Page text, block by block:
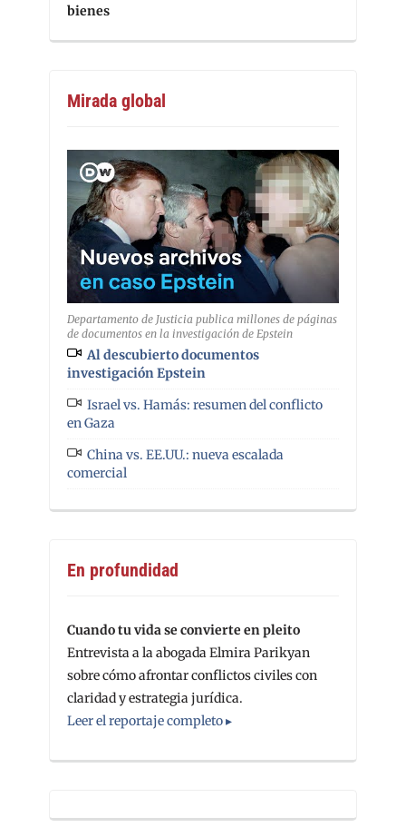
bienes
Mirada global
Departamento de Justicia publica millones de páginas
de documentos en la investigación de Epstein
Al descubierto documentos
investigación Epstein
Israel vs. Hamás: resumen del conflicto
en Gaza
China vs. EE.UU.: nueva escalada
comercial
En profundidad
Cuando tu vida se convierte en pleito
Entrevista a la abogada Elmira Parikyan
sobre cómo afrontar conflictos civiles con
claridad y estrategia jurídica.
Leer el reportaje completo ▸